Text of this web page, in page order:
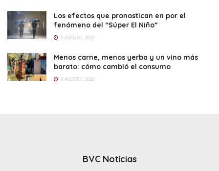
Los efectos que pronostican en por el
fenómeno del “Súper El Niño”
9 AGOSTO, 2026
Menos carne, menos yerba y un vino más
barato: cómo cambió el consumo
9 AGOSTO, 2026
BVC Noticias